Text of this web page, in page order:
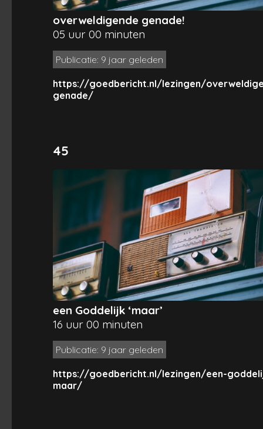
overweldigende genade!
05 uur 00 minuten
Publicatie: 9 jaar geleden
https://goedbericht.nl/lezingen/
genade/
45
een Goddelijk ‘maar’
16 uur 00 minuten
Publicatie: 9 jaar geleden
https://goedbericht.nl/lezingen/een-
maar/